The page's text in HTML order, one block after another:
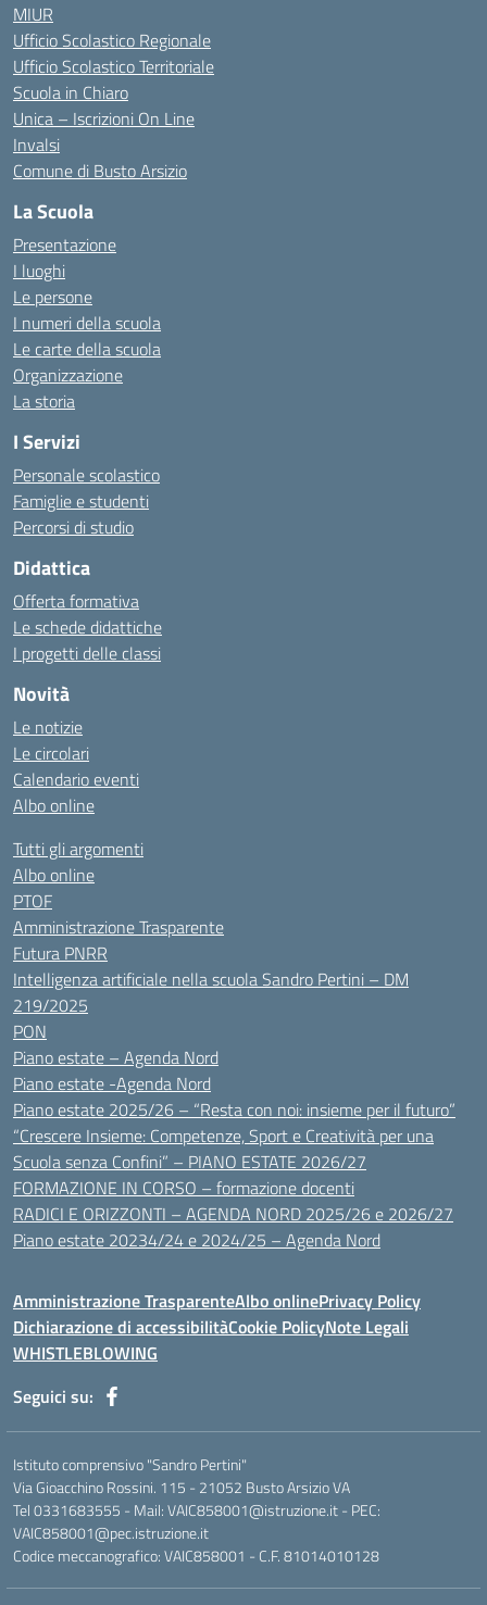
MIUR
Ufficio Scolastico Regionale
Ufficio Scolastico Territoriale
Scuola in Chiaro
Unica – Iscrizioni On Line
Invalsi
Comune di Busto Arsizio
La Scuola
Presentazione
I luoghi
Le persone
I numeri della scuola
Le carte della scuola
Organizzazione
La storia
I Servizi
Personale scolastico
Famiglie e studenti
Percorsi di studio
Didattica
Offerta formativa
Le schede didattiche
I progetti delle classi
Novità
Le notizie
Le circolari
Calendario eventi
Albo online
Tutti gli argomenti
Albo online
PTOF
Amministrazione Trasparente
Futura PNRR
Intelligenza artificiale nella scuola Sandro Pertini – DM
219/2025
PON
Piano estate – Agenda Nord
Piano estate -Agenda Nord
Piano estate 2025/26 – “Resta con noi: insieme per il futuro”
“Crescere Insieme: Competenze, Sport e Creatività per una
Scuola senza Confini” – PIANO ESTATE 2026/27
FORMAZIONE IN CORSO – formazione docenti
RADICI E ORIZZONTI – AGENDA NORD 2025/26 e 2026/27
Piano estate 20234/24 e 2024/25 – Agenda Nord
Amministrazione TrasparenteAlbo onlinePrivacy Policy
Dichiarazione di accessibilitàCookie PolicyNote Legali
WHISTLEBLOWING
Seguici su:
Istituto comprensivo "Sandro Pertini"
Via Gioacchino Rossini. 115 - 21052 Busto Arsizio VA
Tel 0331683555 - Mail: VAIC858001@istruzione.it - PEC:
VAIC858001@pec.istruzione.it
Codice meccanografico: VAIC858001 - C.F. 81014010128